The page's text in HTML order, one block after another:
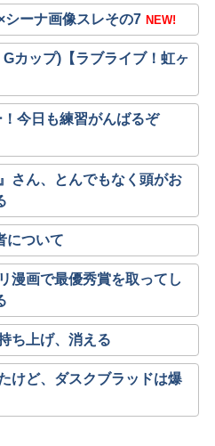
シーナ画像スレその7 NEW!
Gカップ)【ラブライブ！虹ヶ
！今日も練習がんばるぞ
さん、とんでもなく頭がお
について
漫画で最優秀賞を取ってし
ち上げ、消える
けど、ダスクブラッドは爆